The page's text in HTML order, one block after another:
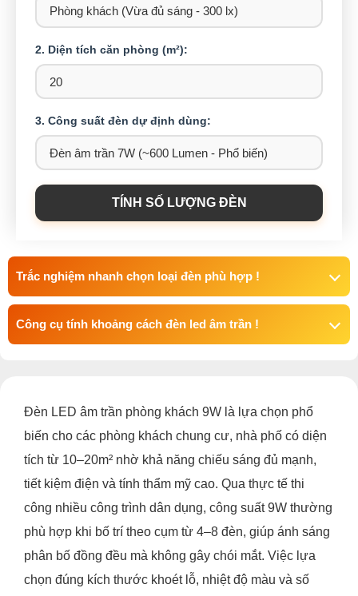
2. Diện tích căn phòng (m²):
3. Công suất đèn dự định dùng:
TÍNH SỐ LƯỢNG ĐÈN
Trắc nghiệm nhanh chọn loại đèn phù hợp !
Công cụ tính khoảng cách đèn led âm trần !
Đèn LED âm trần phòng khách 9W là lựa chọn phổ
biến cho các phòng khách chung cư, nhà phố có diện
tích từ 10–20m² nhờ khả năng chiếu sáng đủ mạnh,
tiết kiệm điện và tính thẩm mỹ cao. Qua thực tế thi
công nhiều công trình dân dụng, công suất 9W thường
phù hợp khi bố trí theo cụm từ 4–8 đèn, giúp ánh sáng
phân bố đồng đều mà không gây chói mắt. Việc lựa
chọn đúng kích thước khoét lỗ, nhiệt độ màu và số